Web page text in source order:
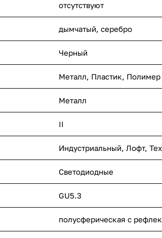
отсутствуют
дымчатый, серебро
Черный
Металл, Пластик, Полимер
Металл
II
Индустриальный, Лофт,
Светодиодные
GU5.3
полусферическая с